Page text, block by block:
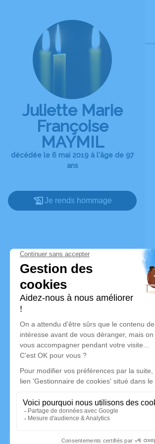
Juliette Marie
Françoise
MAYMIL
décédée le 6 mai 2019 à l'âge de 97
ans
Je rends hommage